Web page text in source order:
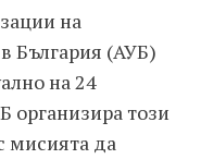
на
България (АУБ)
на 24
организира този
мисията да